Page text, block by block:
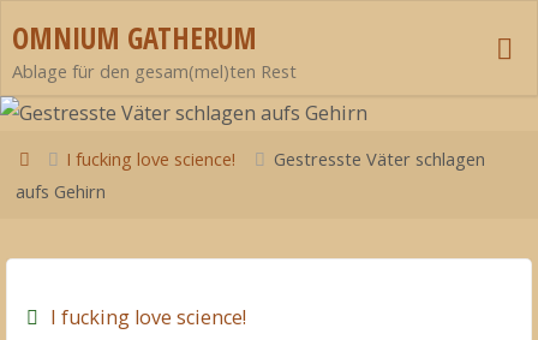
Inhalt
springen
OMNIUM GATHERUM
Ablage für den gesam(mel)ten Rest
StartI fucking love science!
Gestresste Väter schlagen
aufs Gehirn
I fucking love science!